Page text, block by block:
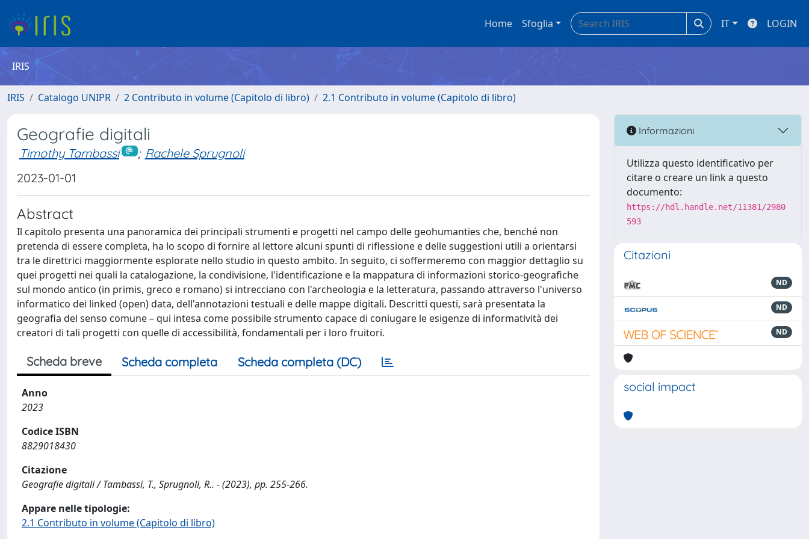
Home Sfoglia IT LOGIN
IRIS
IRIS Catalogo UNIPR 2 Contributo in volume (Capitolo di libro) 2.1 Contributo in volume (Capitolo di libro)
Geografie digitali
Timothy Tambassi ; Rachele Sprugnoli
2023-01-01
Abstract
Il capitolo presenta una panoramica dei principali strumenti e progetti nel campo delle geohumanties che, benché non
pretenda di essere completa, ha lo scopo di fornire al lettore alcuni spunti di riflessione e delle suggestioni utili a orientarsi
tra le direttrici maggiormente esplorate nello studio in questo ambito. In seguito, ci soffermeremo con maggior dettaglio su
quei progetti nei quali la catalogazione, la condivisione, l'identificazione e la mappatura di informazioni storico-geografiche
sul mondo antico (in primis, greco e romano) si intrecciano con l'archeologia e la letteratura, passando attraverso l'universo
informatico dei linked (open) data, dell'annotazioni testuali e delle mappe digitali. Descritti questi, sarà presentata la
geografia del senso comune – qui intesa come possibile strumento capace di coniugare le esigenze di informatività dei
creatori di tali progetti con quelle di accessibilità, fondamentali per i loro fruitori.
Scheda breve Scheda completa Scheda completa (DC)
Anno
2023
Codice ISBN
8829018430
Citazione
Geografie digitali / Tambassi, T., Sprugnoli, R.. - (2023), pp. 255-266.
Appare nelle tipologie:
2.1 Contributo in volume (Capitolo di libro)
Informazioni
Utilizza questo identificativo per
citare o creare un link a questo
documento:
https://hdl.handle.net/11381/2980
593
Citazioni
ND
ND
ND
social impact